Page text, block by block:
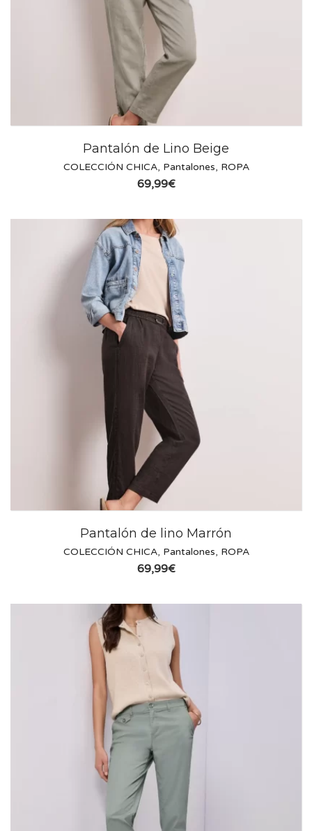
Pantalón de Lino Beige
COLECCIÓN CHICA, Pantalones, ROPA
69,99€
Pantalón de lino Marrón
COLECCIÓN CHICA, Pantalones, ROPA
69,99€